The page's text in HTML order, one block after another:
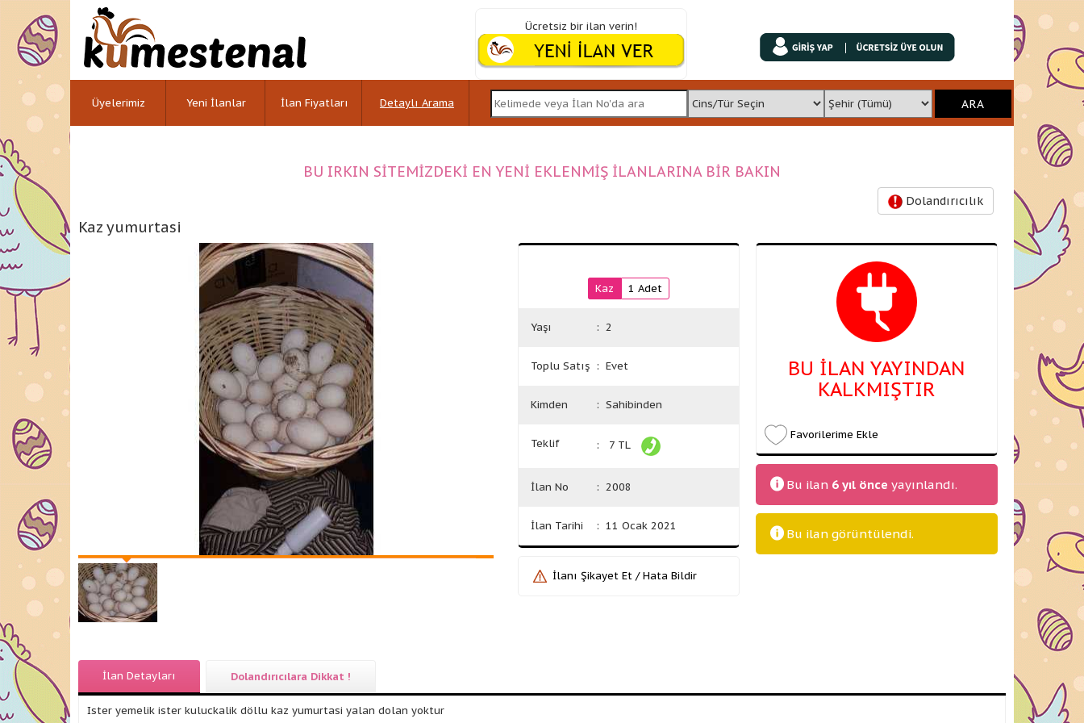
Ücretsiz bir ilan verin!
Üyelerimiz Yeni İlanlar İlan Fiyatları Detaylı Arama
BU IRKIN SİTEMİZDEKİ EN YENİ EKLENMİŞ İLANLARINA BİR BAKIN
Dolandırıcılık
Kaz yumurtasi
Kaz 1 Adet
Yaşı : 2
Toplu Satış : Evet
Kimden : Sahibinden
Teklif : 7 TL
İlan No : 2008
İlan Tarihi : 11 Ocak 2021
İlanı Şikayet Et / Hata Bildir
BU İLAN YAYINDAN
KALKMIŞTIR
Favorilerime Ekle
Bu ilan 6 yıl önce yayınlandı.
Bu ilan görüntülendi.
İlan Detayları Dolandırıcılara Dikkat !
Ister yemelik ister kuluckalik döllu kaz yumurtasi yalan dolan yoktur